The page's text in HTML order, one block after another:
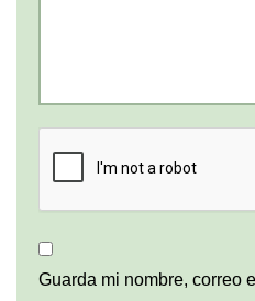
Guarda mi nombre, correo